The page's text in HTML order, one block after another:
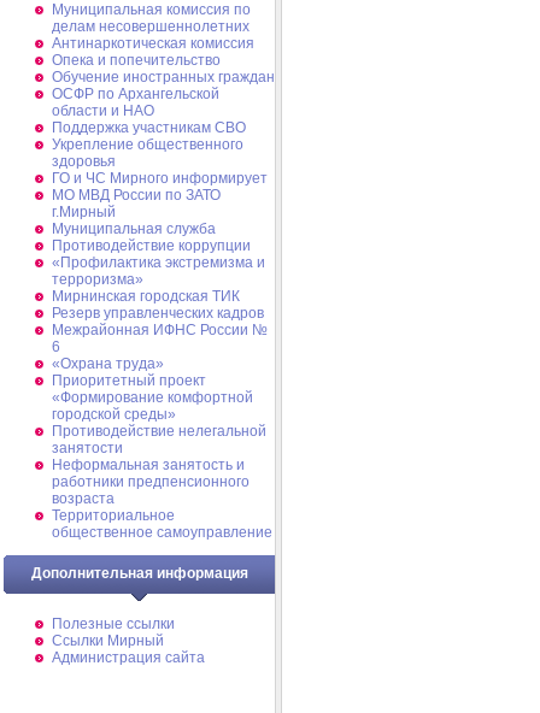
Муниципальная комиссия по
делам несовершеннолетних
Антинаркотическая комиссия
Опека и попечительство
Обучение иностранных граждан
ОСФР по Архангельской
области и НАО
Поддержка участникам СВО
Укрепление общественного
здоровья
ГО и ЧС Мирного информирует
МО МВД России по ЗАТО
г.Мирный
Муниципальная cлужба
Противодействие коррупции
«Профилактика экстремизма и
терроризма»
Мирнинская городская ТИК
Резерв управленческих кадров
Межрайонная ИФНС России №
6
«Охрана труда»
Приоритетный проект
«Формирование комфортной
городской среды»
Противодействие нелегальной
занятости
Неформальная занятость и
работники предпенсионного
возраста
Территориальное
общественное самоуправление
Дополнительная информация
Полезные ссылки
Ссылки Мирный
Администрация сайта